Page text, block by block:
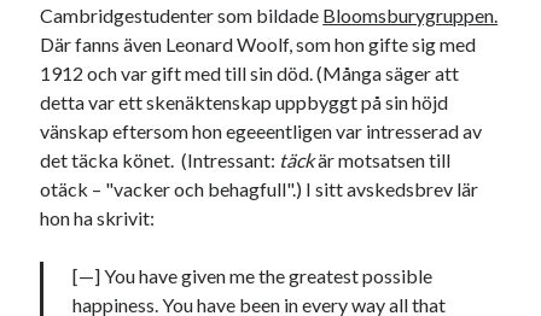
Logga in
Flöde för inlägg
Flöde för kommentarer
WordPress.org
Cambridgestudenter som bildade Bloomsburygruppen.
Där fanns även Leonard Woolf, som hon gifte sig med
1912 och var gift med till sin död. (Många säger att
detta var ett skenäktenskap uppbyggt på sin höjd
vänskap eftersom hon egeeentligen var intresserad av
det täcka könet. (Intressant: täckär motsatsen till
otäck – "vacker och behagfull".) I sitt avskedsbrev lär
hon ha skrivit:
[—] You have given me the greatest possible
happiness. You have been in every way all that